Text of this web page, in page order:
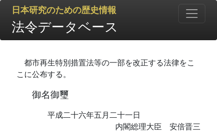
日本研究のための歴史情報
法令データベース
都市再生特別措置法等の一部を改正する法律をこ
こに公布する。
御名御璽
平成二十六年五月二十一日
内閣総理大臣 安倍晋三